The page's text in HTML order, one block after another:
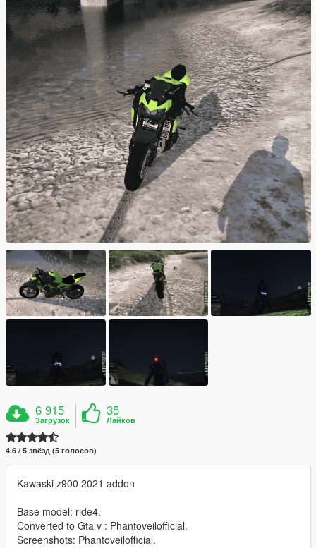
6 915
Загрузок
35
Лайков
4.6 / 5 звёзд (5 голосов)
Kawaski z900 2021 addon
Base model: ride4.
Converted to Gta v : Phantoveilofficial.
Screenshots: Phantoveilofficial.